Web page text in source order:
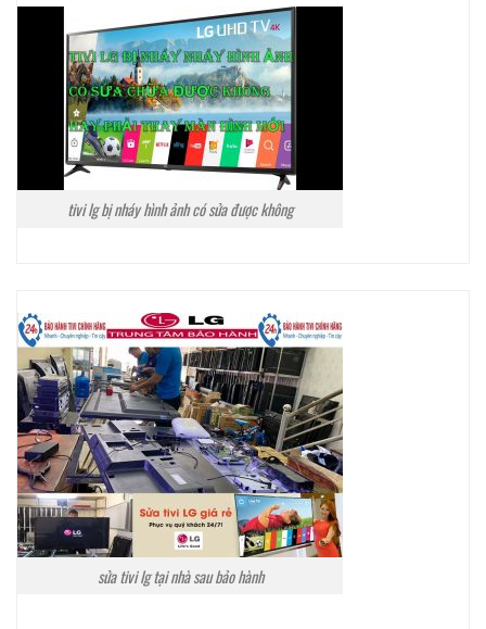
tivi lg bị nháy hình ảnh có sửa được không
sửa tivi lg tại nhà sau bảo hành